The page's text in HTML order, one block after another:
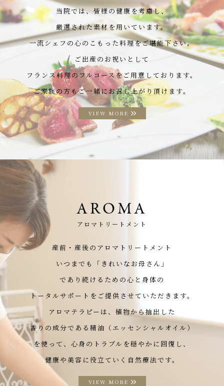
当院では、皆様の健康を考慮し、
厳選された素材を用いています。
一流シェフの心のこもった料理をご堪能下さい。
ご出産のお祝いとして
フランス料理のフルコースをご用意しております。
ご家族の方もご一緒にお召し上がり頂けます。
VIEW MORE
AROMA
アロマトリートメント
産前・産後のアロマトリートメント
いつまでも「きれいなお母さん」
であり続けるための心と身体の
トータルサポートをご提供させていただきます。
アロマテラピーは、植物から抽出した
香りの成分である精油（エッセンシャルオイル）
を使って、心身のトラブルを穏やかに回復し、
健康や美容に役立ていく自然療法です。
VIEW MORE